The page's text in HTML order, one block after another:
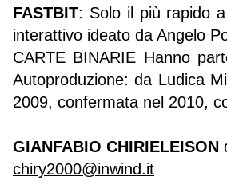
FASTBIT: Solo il più rapido
interattivo ideato da Angelo
CARTE BINARIE Hanno
Autoproduzione: da Ludica
2009, confermata nel 2010,
GIANFABIO CHIRIELEISON
chiry2000@inwind.it